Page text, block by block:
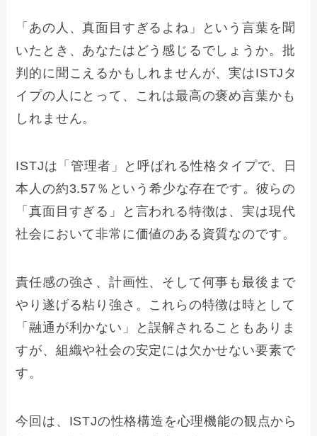
「あの人、真面目すぎるよね」という言葉を聞
いたとき、あなたはどう感じるでしょうか。批
判的に聞こえるかもしれませんが、実はISTJタ
イプの人にとって、これは最高の褒め言葉かも
しれません。
ISTJは「管理者」と呼ばれる性格タイプで、日
本人の約3.57％という希少な存在です。彼らの
「真面目すぎる」と言われる特徴は、実は現代
社会において非常に価値のある資質なのです。
責任感の強さ、計画性、そして何事も最後まで
やり遂げる粘り強さ。これらの特徴は時として
「融通が利かない」と誤解されることもありま
すが、組織や社会の安定には欠かせない要素で
す。
今回は、ISTJの性格構造を心理機能の観点から